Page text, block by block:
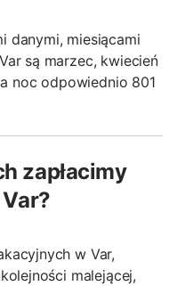
danymi, miesiącami
są marzec, kwiecień
noc odpowiednio 801
zapłacimy
w Var,
malejącej,